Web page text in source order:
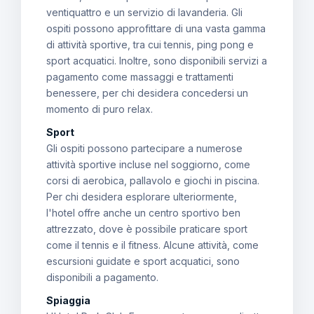
ventiquattro e un servizio di lavanderia. Gli
ospiti possono approfittare di una vasta gamma
di attività sportive, tra cui tennis, ping pong e
sport acquatici. Inoltre, sono disponibili servizi a
pagamento come massaggi e trattamenti
benessere, per chi desidera concedersi un
momento di puro relax.
Sport
Gli ospiti possono partecipare a numerose
attività sportive incluse nel soggiorno, come
corsi di aerobica, pallavolo e giochi in piscina.
Per chi desidera esplorare ulteriormente,
l'hotel offre anche un centro sportivo ben
attrezzato, dove è possibile praticare sport
come il tennis e il fitness. Alcune attività, come
escursioni guidate e sport acquatici, sono
disponibili a pagamento.
Spiaggia